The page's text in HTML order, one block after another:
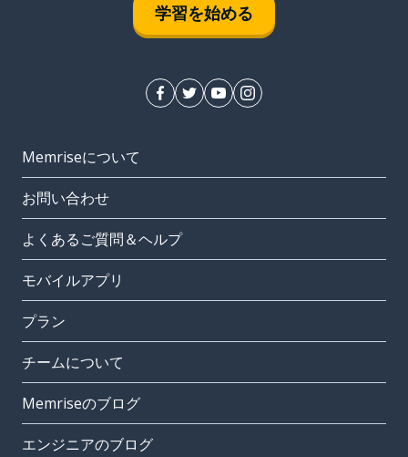
学習を始める
Memriseについて
お問い合わせ
よくあるご質問＆ヘルプ
モバイルアプリ
プラン
チームについて
Memriseのブログ
エンジニアのブログ